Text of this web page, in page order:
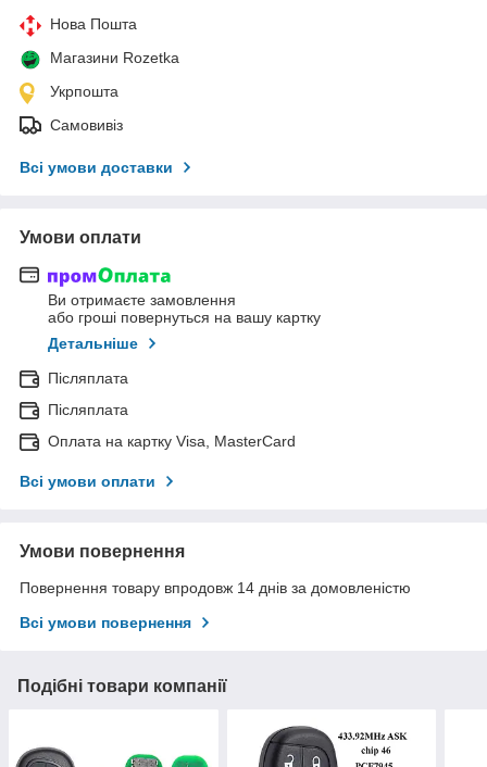
Нова Пошта
Магазини Rozetka
Укрпошта
Самовивіз
Всі умови доставки
Умови оплати
Ви отримаєте замовлення
або гроші повернуться на вашу картку
Детальніше
Післяплата
Післяплата
Оплата на картку Visa, MasterCard
Всі умови оплати
Умови повернення
Повернення товару впродовж 14 днів за домовленістю
Всі умови повернення
Подібні товари компанії